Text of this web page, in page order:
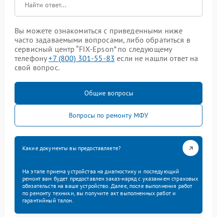
Вы можете ознакомиться с приведенными ниже
часто задаваемыми вопросами, либо обратиться в
сервисный центр “FIX-Epson” по следующему
телефону+7 (800) 301-55-83 если не нашли ответ на
свой вопрос.
Общие вопросы
Вопросы по ремонту МФУ
Какие документы вы предоставляете?
На этапе приема устройства на диагностику и последующий
ремонт вам будет предоставлен заказ-наряд с указанием страховых
обязательств на ваше устройство. Далее, после выполнения работ
по ремонту техники, вы получите акт выполненных работ и
гарантийный талон.